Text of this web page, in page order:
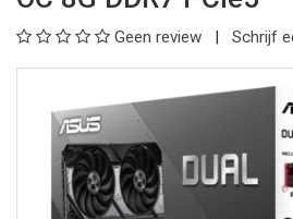
Geen review Schrijf